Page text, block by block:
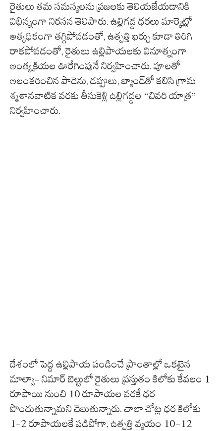
రైతులు తమ సమస్యలను ప్రజలకు తెలియజేయడానికి
విభిన్నంగా నిరసన తెలిపారు. ఉల్లిగడ్డ ధరలు మార్కెట్లో
అత్యధికంగా తగ్గిపోవడంతో, ఉత్పత్తి ఖర్చు కూడా తిరిగి
రాకపోవడంతో, రైతులు ఉల్లిపాయలకు వినూత్నంగా
అంత్యక్రియల ఊరేగింపునే నిర్వహించారు. పూలతో
అలంకరించిన పాడెను, డప్పులు, బ్యాండ్‌తో కలిసి గ్రామ
శ్మశానవాటిక వరకు తీసుకెళ్లి ఉల్లిగడ్డల “చివరి యాత్ర”
నిర్వహించారు.
దేశంలో పెద్ద ఉల్లిపాయ పండించే ప్రాంతాల్లో ఒకటైన
మాల్వా- నిమార్ బెల్టులో రైతులు ప్రస్తుతం కిలోకు కేవలం 1
రూపాయి నుంచి 10 రూపాయల వరకే ధర
పొందుతున్నామని చెబుతున్నారు. చాలా చోట్ల ధర కిలోకు
1-2 రూపాయలకే పడిపోగా, ఉత్పత్తి వ్యయం 10-12